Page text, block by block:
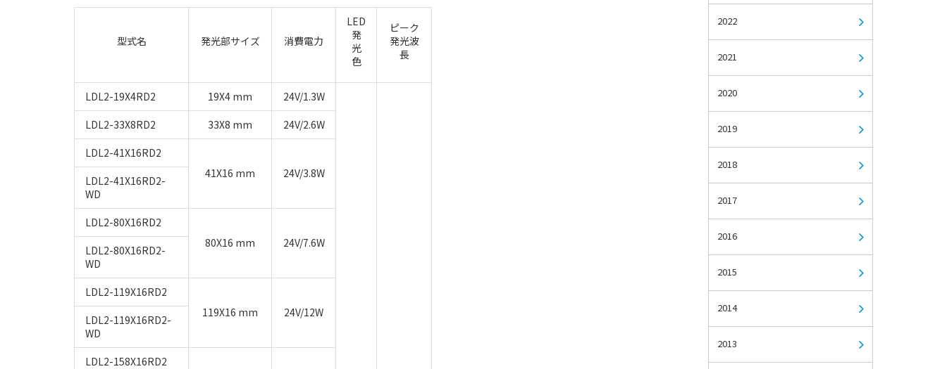
型式名 発光部サイズ 消費電力
LED
発
光
色
ピーク
発光波
長
LDL2-19X4RD2 19X4 mm 24V/1.3W
LDL2-33X8RD2 33X8 mm
24V/2.6W
LDL2-41X16RD2
41X16 mm
24V/3.8W
LDL2-41X16RD2-
WD
LDL2-80X16RD2
80X16 mm
24V/7.6W
LDL2-80X16RD2-
WD
LDL2-119X16RD2
119X16 mm
24V/12W
LDL2-119X16RD2-
WD
LDL2-158X16RD2
2022
2021
2020
2019
2018
2017
2016
2015
2014
2013